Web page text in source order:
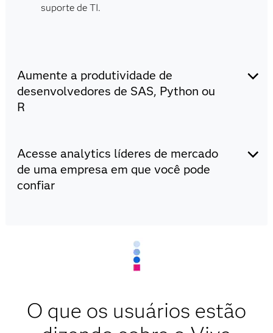
suporte de TI.
Aumente a produtividade de
desenvolvedores de SAS, Python ou
R
para usuários de SAS, Python e R.
Escolha sua linguagem de programação preferia
(SAS, Python ou R) e o IDE de sua preferência
Desenvolva do zero ou importe códigos
existentes em SAS, Python ou R.
Colabore usando o GIT para controle de versão
como módulos executáveis, facilitando o uso
em produção.
Acesse analytics líderes de mercado
de uma empresa em que você pode
confiar
Otimize seu processo de desenvolvimento,
incluindo preparação e exploração de dados,
Incorpore recursos analíticos e procedimentos
do SAS e de alto desempenho e referência no
O que os usuários estão